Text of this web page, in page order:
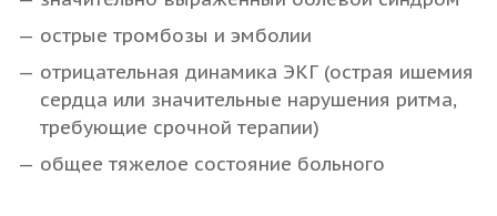
острые тромбозы и эмболии
отрицательная динамика ЭКГ (острая ишемия
сердца или значительные нарушения ритма,
требующие срочной терапии)
общее тяжелое состояние больного